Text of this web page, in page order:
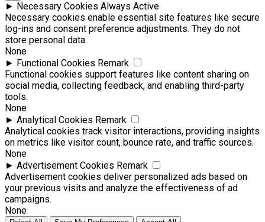
► Necessary Cookies Always Active
Necessary cookies enable essential site features like secure
log-ins and consent preference adjustments. They do not
store personal data.
None
► Functional Cookies Remark
Functional cookies support features like content sharing on
social media, collecting feedback, and enabling third-party
tools.
None
► Analytical Cookies Remark
Analytical cookies track visitor interactions, providing insights
on metrics like visitor count, bounce rate, and traffic sources.
None
► Advertisement Cookies Remark
Advertisement cookies deliver personalized ads based on
your previous visits and analyze the effectiveness of ad
campaigns.
None